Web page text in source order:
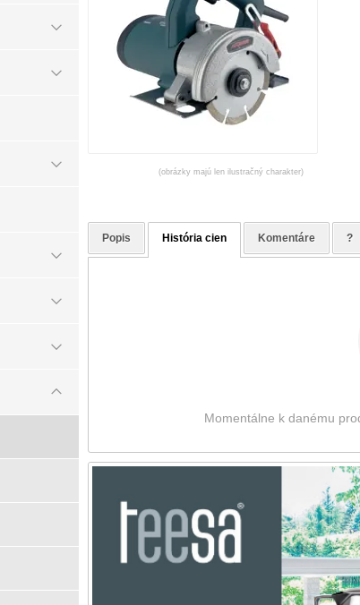
(obrázky majú len ilustračný charakter)
Popis História cien Komentáre ?
Momentálne k danému